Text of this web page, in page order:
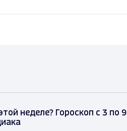
неделе? Гороскоп с 3 по 9